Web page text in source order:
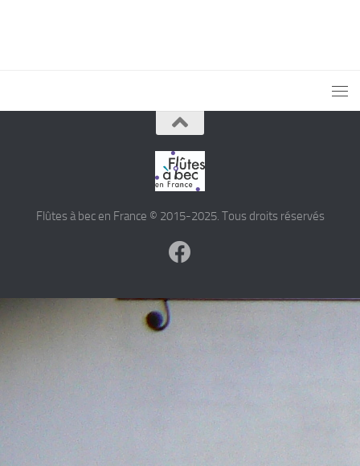
Flûtes à bec en France © 2015-2025. Tous droits réservés